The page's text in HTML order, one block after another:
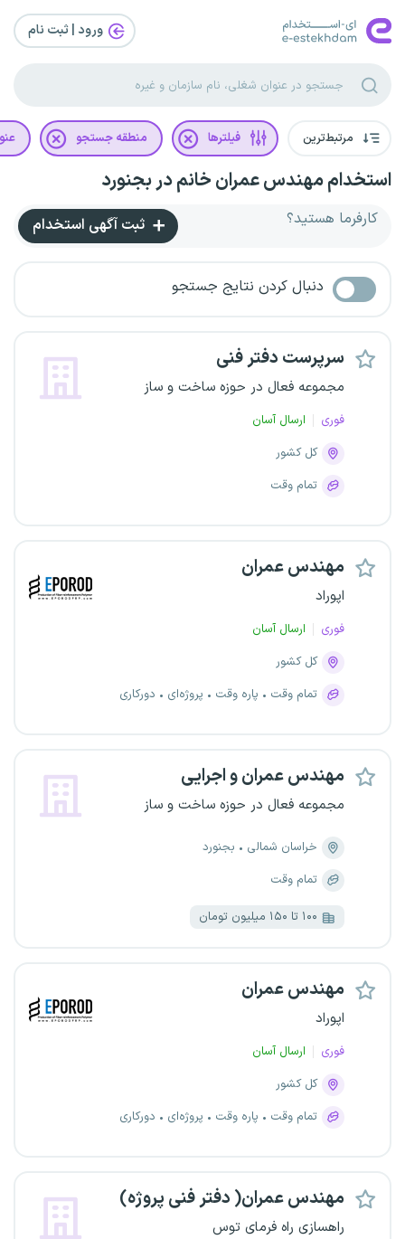
ورود | ثبت‌ نام
مرتبط‌ترین فیلترها منطقه جستجو
استخدام مهندس عمران خانم در بجنورد
کارفرما هستید؟ ثبت آگهی استخدام
دنبال کردن نتایج جستجو
سرپرست دفتر فنی
مجموعه فعال در حوزه ساخت و ساز
فوری
ارسال آسان
کل کشور
تمام وقت
مهندس عمران
اپوراد
فوری
ارسال آسان
کل کشور
تمام وقت
پاره وقت پروژه‌ای دورکاری
مهندس عمران و اجرایی
مجموعه فعال در حوزه ساخت و ساز
خراسان شمالی
بجنورد
تمام وقت
۱۰۰ تا ۱۵۰ میلیون تومان
مهندس عمران
اپوراد
فوری
ارسال آسان
کل کشور
تمام وقت
پاره وقت پروژه‌ای دورکاری
مهندس عمران( دفتر فنی پروژه)
راهسازی راه فرمای توس